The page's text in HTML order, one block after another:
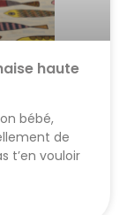
haute
bébé,
de
t’en vouloir